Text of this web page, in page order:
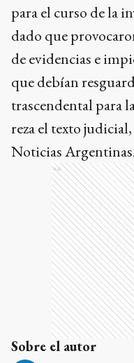
para el curso de la
dado que
de evidencias e
que debían
trascendental para
reza el texto
Noticias
Ads
Sobre el autor